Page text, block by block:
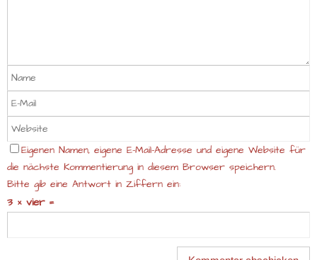
Eigenen Namen, eigene E-Mail-Adresse und eigene Website für
die nächste Kommentierung in diesem Browser speichern.
Bitte gib eine Antwort in Ziffern ein:
3 × vier =